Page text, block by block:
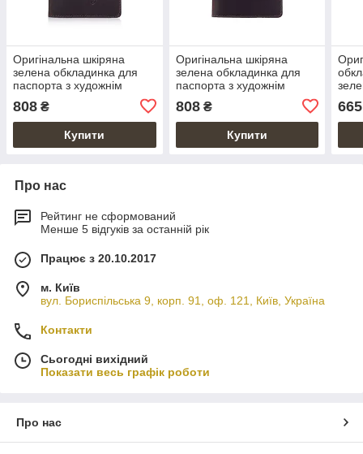
Оригінальна шкіряна
зелена обкладинка для
паспорта з художнім
тисненням та відділенням
під банківські карти
808 ₴
Купити
Оригінальна шкіряна
зелена обкладинка для
паспорта з художнім
тисненням і відділенням
під банківські картки
808₴
Купити
665
Про нас
Рейтинг не сформований
Менше 5 відгуків за останній рік
Працює з 20.10.2017
м. Київ
вул. Бориспільська 9, корп. 91, оф. 121, Київ, Україна
Контакти
Сьогодні вихідний
Показати весь графік роботи
Про нас